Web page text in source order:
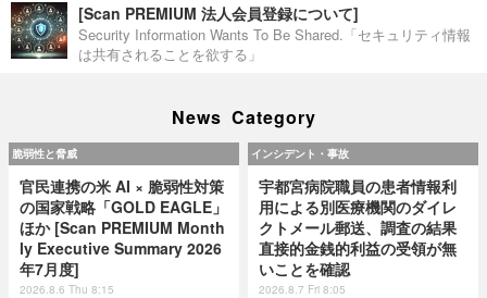
[Scan PREMIUM 法人会員登録について]
Security Information Wants To Be Shared.「セキュリティ情報
は共有されることを欲する」
News Category
脆弱性と脅威
官民連携の米 AI × 脆弱性対策
の国家戦略「GOLD EAGLE」
ほか [Scan PREMIUM Month
ly Executive Summary 2026
年7月度]
2026.8.6 Thu 8:15
インシデント・事故
宇都宮病院職員の患者情報利
用による別医療機関のダイレ
クトメール郵送、調査の結果
直接的金銭的利益の受領が無
いことを確認
2026.8.7 Fri 8:05